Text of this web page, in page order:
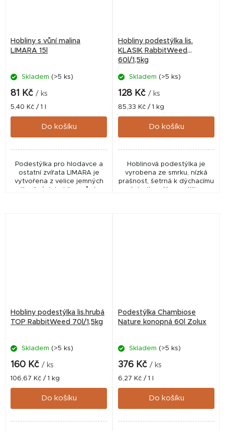
Hobliny s vůní malina
LIMARA 15l
Skladem (>5 ks)
81 Kč / ks
Měrná
cena:
5,40 Kč / 1 l
Do košíku
Podestýlka pro hlodavce a
ostatní zvířata LIMARA je
vytvořena z velice jemných
dřevěných hoblin s vůní z
Hobliny podestýlka lis.
KLASIK RabbitWeed
60l/1,5kg
Skladem (>5 ks)
128 Kč / ks
Měrná
cena:
85,33 Kč / 1 kg
Do košíku
Hoblinová podestýlka je
vyrobena ze smrku, nízká
prašnost, šetrná k dýchacímu
ústrojí a očím mazlíčka,
Hobliny podestýlka lis.hrubá
TOP RabbitWeed 70l/1,5kg
Skladem (>5 ks)
160 Kč / ks
Měrná
cena:
106,67 Kč / 1 kg
Do košíku
Podestýlka Chambiose
Nature konopná 60l Zolux
Skladem (>5 ks)
376 Kč / ks
Měrná
cena:
6,27 Kč / 1 l
Do košíku